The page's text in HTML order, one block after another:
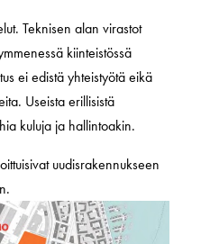
Teknisen alan virastot
kiinteistössä
ei edistä yhteistyötä eikä
Useista erillisistä
kuluja ja hallintoakin.
uudisrakennukseen